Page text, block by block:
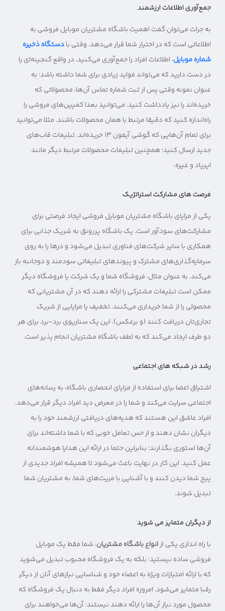
جمع‌آوری اطلاعات ارزشمند
به جرات می‌توان گفت اهمیت باشگاه مشتریان موبایل فروشی به
اطلاعاتی است که در اختیار شما قرار می‌دهد. وقتی بادستگاه ذخیره
شماره موبایل، اطلاعات افراد را جمع‌آوری می‌کنید، در واقع گنجینه‌ای را
در دست دارید که می‌تواند فواید زیادی برای شما داشته باشد؛ به
عنوان نمونه وقتی پس از ثبت شماره تماس آن‌ها، محصولاتی که
خریده‌اند را نیز یادداشت کنید، می‌توانید بعدا کمپین‌های فروشی را
راه‌اندازه کنید که دقیقا مرتبط با همان محصولات باشند. مثلا می‌توانید
برای تمام آن‌هایی که گوشی آیفون ۱۳ خریده‌اند، تبلیغات قاب‌های
جدید ارسال کنید؛ همچنین تبلیغات محصولات مرتبط دیگر مانند
ایرپاد و غیره.
فرصت های مشارکت استراتژیک
یکی از مزایای باشگاه مشتریان موبایل فروشی ایجاد فرصتی برای
مشارکت‌های سودآور است. یک باشگاه پر‌رونق به شریک جذابی برای
همکاری با سایر شرکت‌های فناوری تبدیل می‌شود و درها را به روی
سرمایه‌گذاری‌های مشترک و پیوندهای تبلیغاتی سودمند و دوجانبه باز
می‌کند. به عنوان مثال، فروشگاه شما و یک شرکت یا فروشگاه دیگر
ممکن است تبلیغات مشترکی را ارائه دهند که در آن مشتریانی که
محصولی را از شما خریداری می‌کنند، تخفیف یا مزایایی از شریک
تجاری‌تان دریافت کنند (و برعکس). این یک سناریوی برد-برد برای هر
دو طرف ایجاد می‌کند که به لطف باشگاه مشتریان انجام پذیر است.
رشد در شبکه های اجتماعی
اشتیاق اعضا برای استفاده از مزایای انحصاری باشگاه، به رسانه‌های
اجتماعی سرایت می‌کند و شما را در معرض دید افراد دیگر قرار می‌دهد.
افراد عاشق این هستند که هدیه‌های دریافتی ارزشمند خود را به
دیگران نشان دهند و از حس تعامل خوبی که با شما داشته‌اند برای
آن‌ها استوری بگذارند؛ بنابراین حتما در ارائه این هدایا هوشمندانه
عمل کنید. این کار در نهایت باعث می‌شود تا همیشه افراد جدیدی از
پیج شما دیدن کنند و با آشنایی با مزیت‌های شما، به مشتریان شما
تبدیل شوند.
از دیگران متمایز می شوید
با راه اندازی یکی ازانواع باشگاه مشتریان، شما فقط یک موبایل
فروشی ساده نیستید؛ بلکه به یک فروشگاه محبوب تبدیل می‌شوید
که با ارائه امتیازات ویژه به اعضاء خود و شناسایی نیازهای آنان از دیگر
رقبا متمایز می‌شود. امروزه افراد دیگر فقط به دنبال یک فروشگاه که
محصول مورد نیاز آن‌ها را ارائه دهند نیستند؛ آن‌ها می‌خواهند برای